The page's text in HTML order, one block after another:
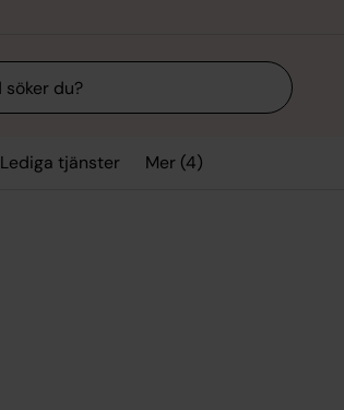
Lediga tjänster Mer (4)